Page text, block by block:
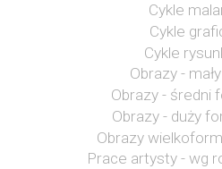
Cykle
Cykle
Cykle
Obrazy -
Obrazy - średni
Obrazy - duży
Obrazy
Prace artysty - wg